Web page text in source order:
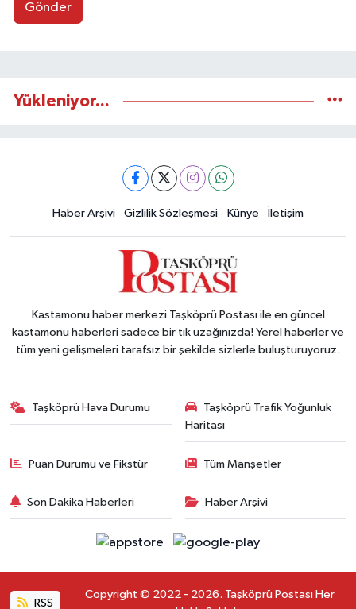
Gönder
Yükleniyor...
Haber Arşivi Gizlilik Sözleşmesi Künye İletişim
Kastamonu haber merkezi Taşköprü Postası ile en güncel
kastamonu haberleri sadece bir tık uzağınızda! Yerel haberler ve
tüm yeni gelişmeleri tarafsız bir şekilde sizlerle buluşturuyoruz.
Taşköprü Hava Durumu
Taşköprü Trafik Yoğunluk
Haritası
Puan Durumu ve Fikstür Tüm Manşetler
Son Dakika Haberleri Haber Arşivi
RSS
Copyright © 2022 - 2026. Taşköprü Postası Her